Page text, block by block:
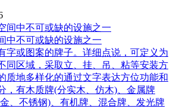
中不可或缺的设施之一
字或图案的牌子。详细点说，可定义为
同区域，采取立、挂、吊、粘等安装方
质地多样化的通过文字表达方位功能和
，有木质牌(分实木、仿木)、金属牌
、不锈钢)、有机牌、混合牌、发光牌